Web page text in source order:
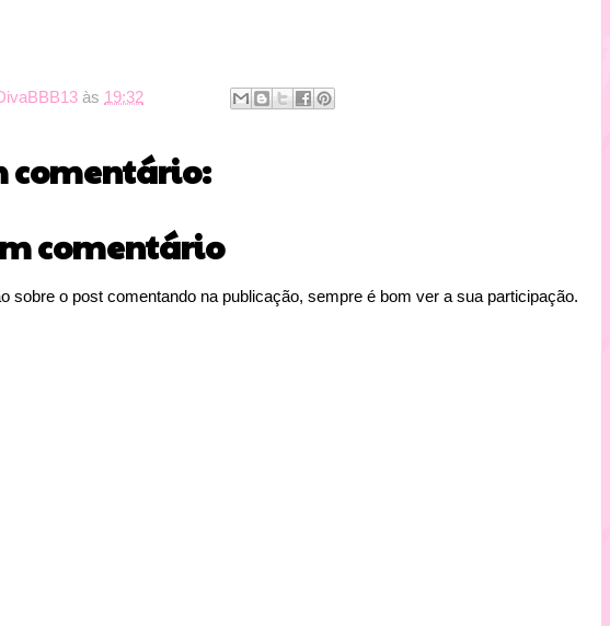
às 19:32
comentário:
comentário
sobre o post comentando na publicação, sempre é bom ver a sua participação.